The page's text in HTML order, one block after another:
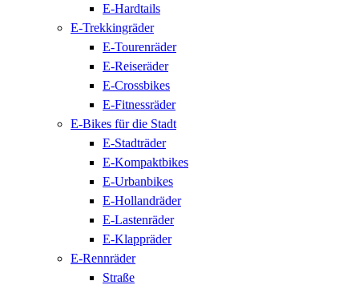
E-Hardtails
E-Trekkingräder
E-Tourenräder
E-Reiseräder
E-Crossbikes
E-Fitnessräder
E-Bikes für die Stadt
E-Stadträder
E-Kompaktbikes
E-Urbanbikes
E-Hollandräder
E-Lastenräder
E-Klappräder
E-Rennräder
Straße